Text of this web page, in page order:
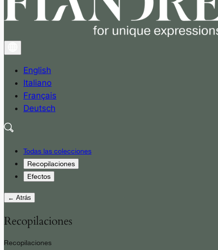
English
Italiano
Français
Deutsch
Todas las colecciones
Recopilaciones
Efectos
← Atrás
Recopilaciones
Recopilaciones